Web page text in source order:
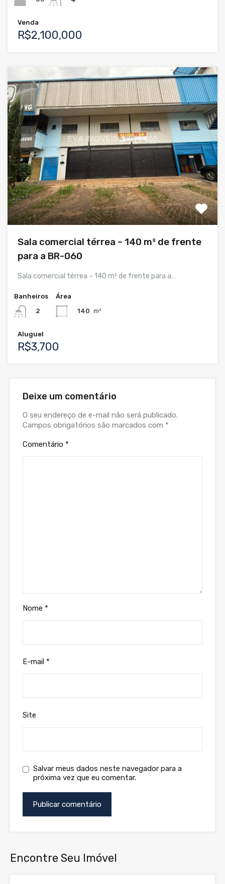
Venda
R$2,100,000
Sala comercial térrea – 140 m² de frente
para a BR-060
Sala comercial térrea – 140 m² de frente para a…
Banheiros
2
Área
140 m²
Aluguel
R$3,700
Deixe um comentário
O seu endereço de e-mail não será publicado.
Campos obrigatórios são marcados com *
Comentário *
Nome *
E-mail *
Site
Salvar meus dados neste navegador para a
próxima vez que eu comentar.
Encontre Seu Imóvel